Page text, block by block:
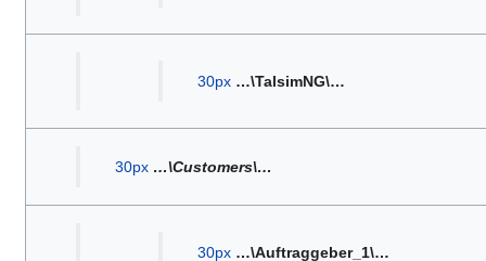
30px …\TalsimNG\…
30px …\Customers\…
30px …\Auftraggeber_1\…